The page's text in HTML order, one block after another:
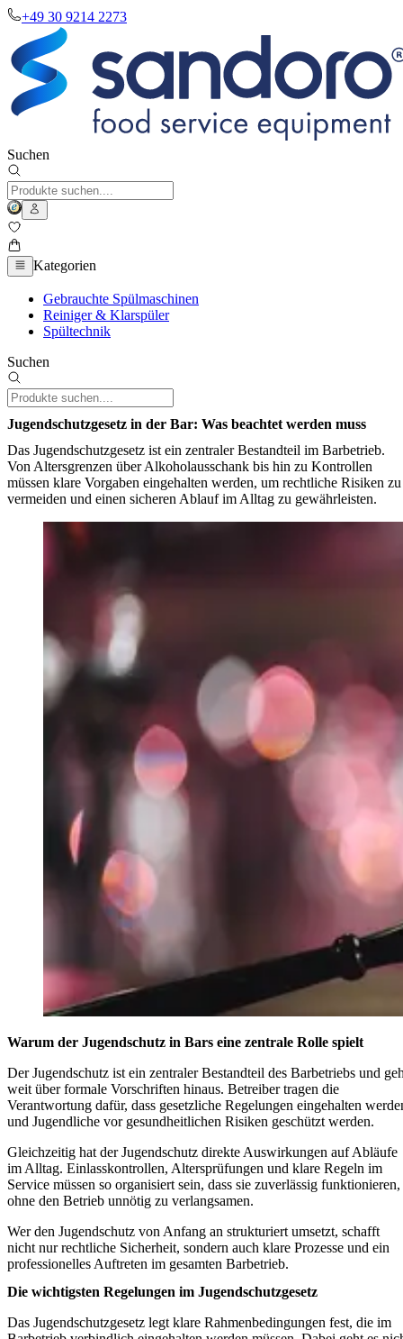
+49 30 9214 2273
Suchen
Kategorien
Gebrauchte Spülmaschinen
Reiniger & Klarspüler
Spültechnik
Suchen
Jugendschutzgesetz in der Bar: Was beachtet werden muss
Das Jugendschutzgesetz ist ein zentraler Bestandteil im Barbetrieb.
Von Altersgrenzen über Alkoholausschank bis hin zu Kontrollen
müssen klare Vorgaben eingehalten werden, um rechtliche Risiken zu
vermeiden und einen sicheren Ablauf im Alltag zu gewährleisten.
Warum der Jugendschutz in Bars eine zentrale Rolle spielt
Der Jugendschutz ist ein zentraler Bestandteil des Barbetriebs und
weit über formale Vorschriften hinaus. Betreiber tragen die
Verantwortung dafür, dass gesetzliche Regelungen eingehalten
und Jugendliche vor gesundheitlichen Risiken geschützt werden.
Gleichzeitig hat der Jugendschutz direkte Auswirkungen auf Abläufe
im Alltag. Einlasskontrollen, Altersprüfungen und klare Regeln im
Service müssen so organisiert sein, dass sie zuverlässig funktionieren,
ohne den Betrieb unnötig zu verlangsamen.
Wer den Jugendschutz von Anfang an strukturiert umsetzt, schafft
nicht nur rechtliche Sicherheit, sondern auch klare Prozesse und ein
professionelles Auftreten im gesamten Barbetrieb.
Die wichtigsten Regelungen im Jugendschutzgesetz
Das Jugendschutzgesetz legt klare Rahmenbedingungen fest, die im